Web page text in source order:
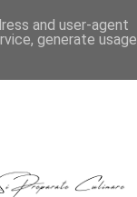
and user-agent
generate usage